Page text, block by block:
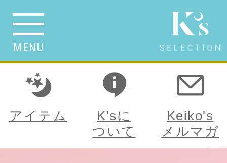
MENU
アイテム
K'sに
ついて
Keiko's
メルマガ